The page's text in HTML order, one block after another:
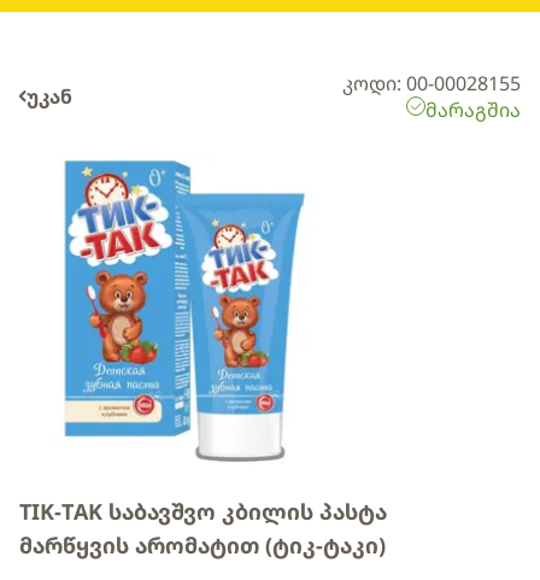
უკან
კოდი: 00-00028155
მარაგშია
TIK-TAK საბავშვო კბილის პასტა
მარწყვის არომატით (ტიკ-ტაკი)